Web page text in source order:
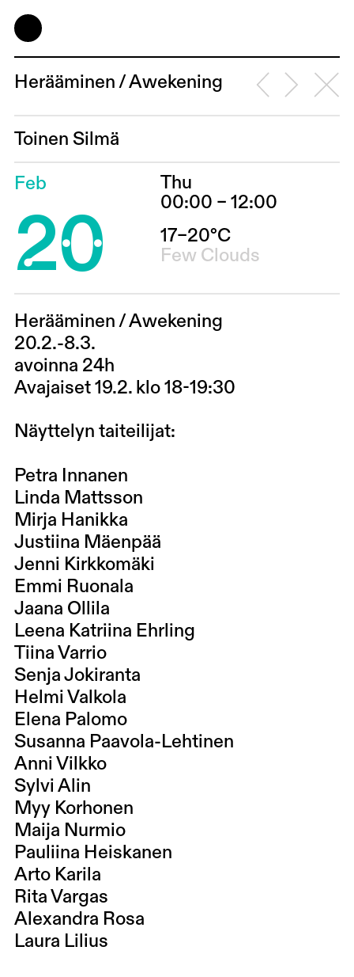
Herääminen / Awekening
Toinen Silmä
Feb
20
Thu
00:00 – 12:00
17–20°C
Few Clouds
Herääminen / Awekening
20.2.-8.3.
avoinna 24h
Avajaiset 19.2. klo 18-19:30
Näyttelyn taiteilijat:
Petra Innanen
Linda Mattsson
Mirja Hanikka
Justiina Mäenpää
Jenni Kirkkomäki
Emmi Ruonala
Jaana Ollila
Leena Katriina Ehrling
Tiina Varrio
Senja Jokiranta
Helmi Valkola
Elena Palomo
Susanna Paavola-Lehtinen
Anni Vilkko
Sylvi Alin
Myy Korhonen
Maija Nurmio
Pauliina Heiskanen
Arto Karila
Rita Vargas
Alexandra Rosa
Laura Lilius